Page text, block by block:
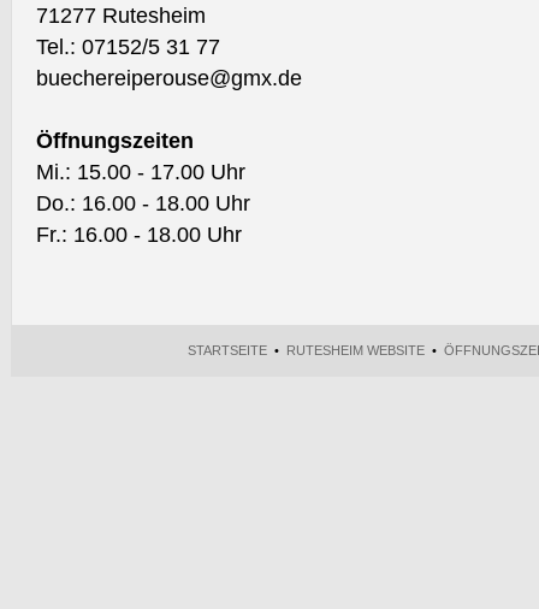
71277 Rutesheim
Tel.: 07152/5 31 77
buechereiperouse@gmx.de
Öffnungszeiten
Mi.: 15.00 - 17.00 Uhr
Do.: 16.00 - 18.00 Uhr
Fr.: 16.00 - 18.00 Uhr
STARTSEITE • RUTESHEIM WEBSITE •